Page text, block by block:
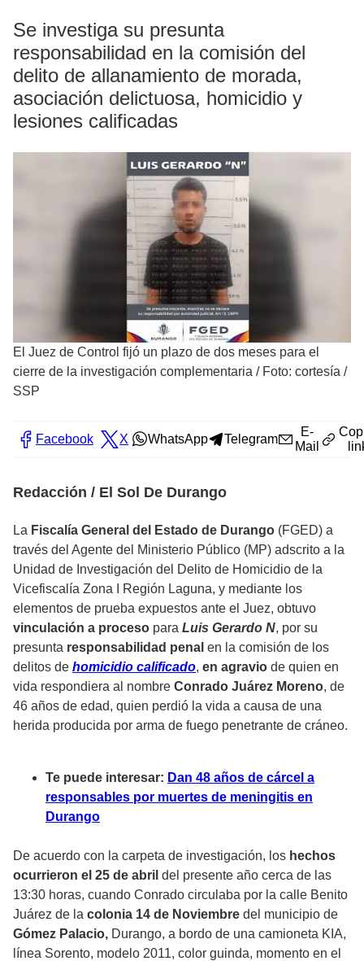
Se investiga su presunta
responsabilidad en la comisión del
delito de allanamiento de morada,
asociación delictuosa, homicidio y
lesiones calificadas
El Juez de Control fijó un plazo de dos meses para el
cierre de la investigación complementaria / Foto: cortesía /
SSP
Facebook X WhatsApp Telegram
E-
Mail
Redacción / El Sol De Durango
La Fiscalía General del Estado de Durango (FGED) a
través del Agente del Ministerio Público (MP) adscrito a la
Unidad de Investigación del Delito de Homicidio de la
Vicefiscalía Zona I Región Laguna, y mediante los
elementos de prueba expuestos ante el Juez, obtuvo
vinculación a proceso para Luis Gerardo N, por su
presunta responsabilidad penal en la comisión de los
delitos de homicidio calificado, en agravio de quien en
vida respondiera al nombre Conrado Juárez Moreno, de
46 años de edad, quien perdió la vida a causa de una
herida producida por arma de fuego penetrante de cráneo.
Te puede interesar: Dan 48 años de cárcel a
responsables por muertes de meningitis en
Durango
De acuerdo con la carpeta de investigación, los hechos
ocurrieron el 25 de abril del presente año cerca de las
13:30 horas, cuando Conrado circulaba por la calle Benito
Juárez de la colonia 14 de Noviembre del municipio de
Gómez Palacio, Durango, a bordo de una camioneta KIA,
línea Sorento, modelo 2011, color guinda, momento en el